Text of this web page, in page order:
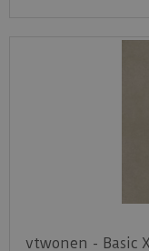
vtwonen - Basic